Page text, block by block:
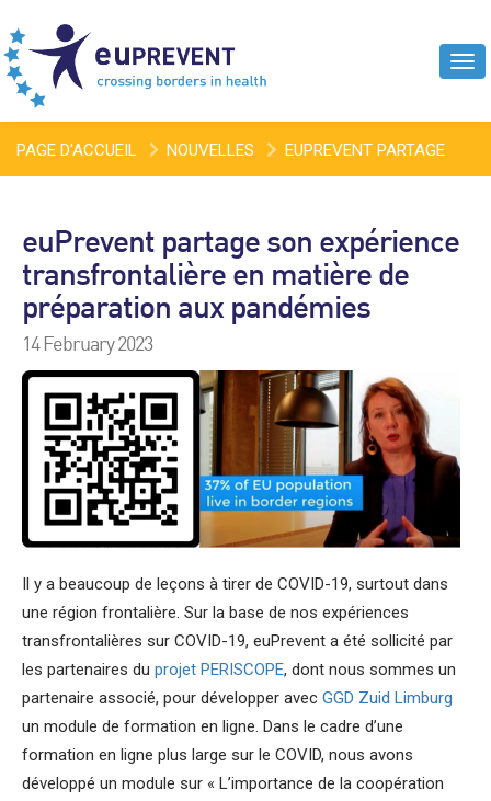
PAGE D'ACCUEIL NOUVELLES EUPREVENT PARTAGE
PRÉPARATION AUX PANDÉMIES
euPrevent partage son expérience
transfrontalière en matière de
préparation aux pandémies
14 February 2023
Il y a beaucoup de leçons à tirer de COVID-19, surtout dans
une région frontalière. Sur la base de nos expériences
transfrontalières sur COVID-19, euPrevent a été sollicité par
les partenaires du projet PERISCOPE, dont nous sommes un
partenaire associé, pour développer avec GGD Zuid Limburg
un module de formation en ligne. Dans le cadre d’une
formation en ligne plus large sur le COVID, nous avons
développé un module sur « L’importance de la coopération